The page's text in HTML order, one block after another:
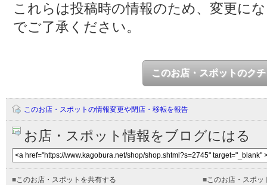
これらは投稿時の情報のため、変更に
でご了承ください。
このお店・スポットのク
このお店・スポットの情報変更や閉店・移転を報告
お店・スポット情報をブログにはる
■このお店・スポットを共有する ■このお店・スポッ